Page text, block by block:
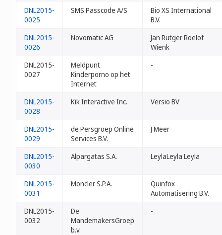
DNL2015-
0025
SMS Passcode A/S
Bio XS International
B.V.
DNL2015-
0026
Novomatic AG
Jan Rutger Roelof
Wienk
DNL2015-
0027
Meldpunt
Kinderporno op het
Internet
-
DNL2015-
0028
Kik Interactive Inc. Versio BV
DNL2015-
0029
de Persgroep Online
Services B.V.
J Meer
DNL2015-
0030
Alpargatas S.A. LeylaLeyla Leyla
DNL2015-
0031
Moncler S.P.A.
Quinfox
Automatisering B.V.
DNL2015-
0032
De
MandemakersGroep
b.v.
-